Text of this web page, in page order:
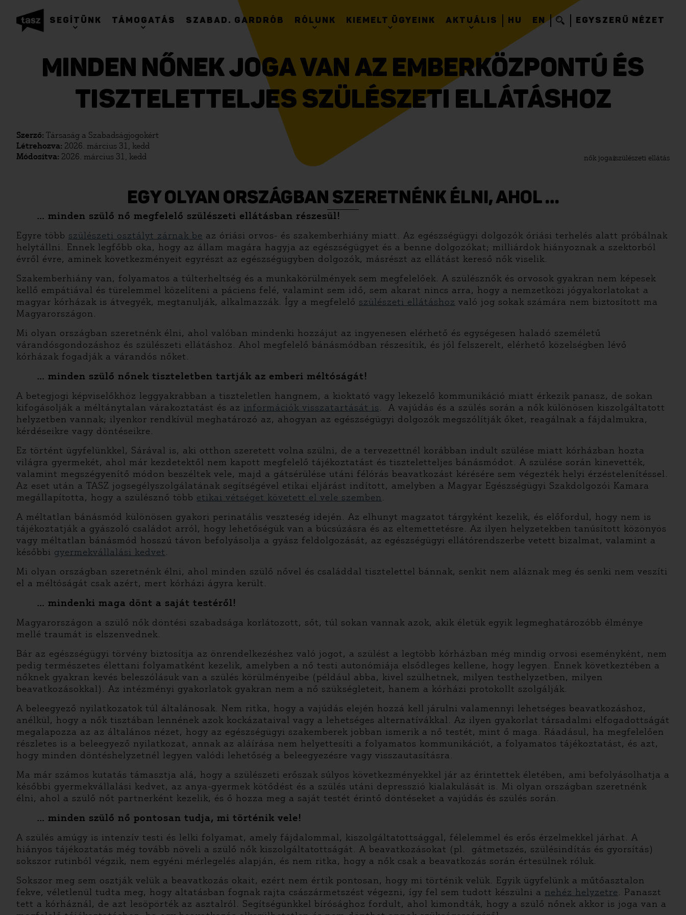
SEGÍTÜNK TÁMOGATÁS SZABAD. GARDRÓB RÓLUNK KIEMELT ÜGYEINK AKTUÁLIS HU EN EGYSZERŰ NÉZET
MINDEN NŐNEK JOGA VAN AZ EMBERKÖZPONTÚ ÉS
TISZTELETTELJES SZÜLÉSZETI ELLÁTÁSHOZ
Szerző: Társaság a Szabadságjogokért
Létrehozva: 2026. március 31, kedd
Módosítva: 2026. március 31, kedd nők jogaiszülészeti ellátás
EGY OLYAN ORSZÁGBAN SZERETNÉNK ÉLNI, AHOL …
… minden szülő nő megfelelő szülészeti ellátásban részesül!
Egyre több szülészeti osztályt zárnak be az óriási orvos- és szakemberhiány miatt. Az egészségügyi dolgozók óriási terhelés alatt próbálnak
helytállni. Ennek legfőbb oka, hogy az állam magára hagyja az egészségügyet és a benne dolgozókat; milliárdok hiányoznak a szektorból
évről évre, aminek következményeit egyrészt az egészségügyben dolgozók, másrészt az ellátást kereső nők viselik.
Szakemberhiány van, folyamatos a túlterheltség és a munkakörülmények sem megfelelőek. A szülésznők és orvosok gyakran nem képesek
kellő empátiával és türelemmel közelíteni a páciens felé, valamint sem idő, sem akarat nincs arra, hogy a nemzetközi jógyakorlatokat a
magyar kórházak is átvegyék, megtanulják, alkalmazzák. Így a megfelelő szülészeti ellátáshoz való jog sokak számára nem biztosított ma
Magyarországon.
Mi olyan országban szeretnénk élni, ahol valóban mindenki hozzájut az ingyenesen elérhető és egységesen haladó személetű
várandósgondozáshoz és szülészeti ellátáshoz. Ahol megfelelő bánásmódban részesítik, és jól felszerelt, elérhető közelségben lévő
kórházak fogadják a várandós nőket.
… minden szülő nőnek tiszteletben tartják az emberi méltóságát!
A betegjogi képviselőkhöz leggyakrabban a tiszteletlen hangnem, a kioktató vagy lekezelő kommunikáció miatt érkezik panasz, de sokan
kifogásolják a méltánytalan várakoztatást és az információk visszatartását is.
A vajúdás és a szülés során a nők különösen kiszolgáltatott
helyzetben vannak; ilyenkor rendkívül meghatározó az, ahogyan az egészségügyi dolgozók megszólítják őket, reagálnak a fájdalmukra,
kérdéseikre vagy döntéseikre.
Ez történt ügyfelünkkel, Sárával is, aki otthon szeretett volna szülni, de a tervezettnél korábban indult szülése miatt kórházban hozta
világra gyermekét, ahol már kezdetektől nem kapott megfelelő tájékoztatást és tiszteletteljes bánásmódot. A szülése során kinevették,
valamint megszégyenítő módon beszéltek vele, majd a gátsérülése utáni félórás beavatkozást kérésére sem végezték helyi érzéstelenítéssel.
Az eset után a TASZ jogsegélyszolgálatának segítségével etikai eljárást indított, amelyben a Magyar Egészségügyi Szakdolgozói Kamara
megállapította, hogy a szülésznő több etikai vétséget követett el vele szemben.
A méltatlan bánásmód különösen gyakori perinatális veszteség idején. Az elhunyt magzatot tárgyként kezelik, és előfordul, hogy nem is
tájékoztatják a gyászoló családot arról, hogy lehetőségük van a búcsúzásra és az eltemettetésre. Az ilyen helyzetekben tanúsított közönyös
vagy méltatlan bánásmód hosszú távon befolyásolja a gyász feldolgozását, az egészségügyi ellátórendszerbe vetett bizalmat, valamint a
későbbi gyermekvállalási kedvet.
Mi olyan országban szeretnénk élni, ahol minden szülő nővel és családdal tisztelettel bánnak, senkit nem aláznak meg és senki nem veszíti
el a méltóságát csak azért, mert kórházi ágyra került.
… mindenki maga dönt a saját testéről!
Magyarországon a szülő nők döntési szabadsága korlátozott, sőt, túl sokan vannak azok, akik életük egyik legmeghatározóbb élménye
mellé traumát is elszenvednek.
Bár az egészségügyi törvény biztosítja az önrendelkezéshez való jogot, a szülést a legtöbb kórházban még mindig orvosi eseményként, nem
pedig természetes élettani folyamatként kezelik, amelyben a nő testi autonómiája elsődleges kellene, hogy legyen. Ennek következtében a
nőknek gyakran kevés beleszólásuk van a szülés körülményeibe (például abba, kivel szülhetnek, milyen testhelyzetben, milyen
beavatkozásokkal). Az intézményi gyakorlatok gyakran nem a nő szükségleteit, hanem a kórházi protokollt szolgálják.
A beleegyező nyilatkozatok túl általánosak. Nem ritka, hogy a vajúdás elején hozzá kell járulni valamennyi lehetséges beavatkozáshoz,
anélkül, hogy a nők tisztában lennének azok kockázataival vagy a lehetséges alternatívákkal. Az ilyen gyakorlat társadalmi elfogadottságát
megalapozza az az általános nézet, hogy az egészségügyi szakemberek jobban ismerik a nő testét, mint ő maga. Ráadásul, ha megfelelően
részletes is a beleegyező nyilatkozat, annak az aláírása nem helyettesíti a folyamatos kommunikációt, a folyamatos tájékoztatást, és azt,
hogy minden döntéshelyzetnél legyen valódi lehetőség a beleegyezésre vagy visszautasításra.
Ma már számos kutatás támasztja alá, hogy a szülészeti erőszak súlyos következményekkel jár az érintettek életében, ami befolyásolhatja a
későbbi gyermekvállalási kedvet, az anya-gyermek kötődést és a szülés utáni depresszió kialakulását is. Mi olyan országban szeretnénk
élni, ahol a szülő nőt partnerként kezelik, és ő hozza meg a saját testét érintő döntéseket a vajúdás és szülés során.
… minden szülő nő pontosan tudja, mi történik vele!
A szülés amúgy is intenzív testi és lelki folyamat, amely fájdalommal, kiszolgáltatottsággal, félelemmel és erős érzelmekkel járhat. A
hiányos tájékoztatás még tovább növeli a szülő nők kiszolgáltatottságát. A beavatkozásokat (pl. gátmetszés, szülésindítás és gyorsítás)
sokszor rutinból végzik, nem egyéni mérlegelés alapján, és nem ritka, hogy a nők csak a beavatkozás során értesülnek róluk.
Sokszor meg sem osztják velük a beavatkozás okait, ezért nem értik pontosan, hogy mi történik velük. Egyik ügyfelünk a műtőasztalon
fekve, véletlenül tudta meg, hogy altatásban fognak rajta császármetszést végezni, így fel sem tudott készülni a nehéz helyzetre. Panaszt
tett a kórháznál, de azt lesöpörték az asztalról. Segítségünkkel bírósághoz fordult, ahol kimondták, hogy a szülő nőnek akkor is joga van a